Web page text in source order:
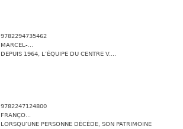
9782294735462
MARCEL-...
DEPUIS 1964, L’ÉQUIPE DU CENTRE V....
9782247124800
FRANÇO...
LORSQU’UNE PERSONNE DÉCÈDE, SON PATRIMOINE